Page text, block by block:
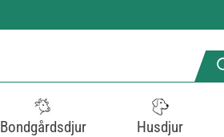
Bondgårdsdjur Husdjur